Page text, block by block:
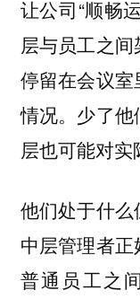
让公司“顺畅
层与员工之
停留在会议
情况。少了
层也可能对实
他们处于什么
中层管理者
普通员工之